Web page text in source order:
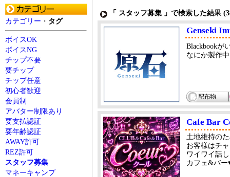
カテゴリー ・ タグ
ボイスOK
ボイスNG
チップ不要
要チップ
チップ任意
初心者歓迎
会員制
アバター制限あり
要支払認証
要年齢認証
AWAY許可
REZ許可
スタッフ募集
マネーキャンプ
「 スタッフ募集 」で検索した結果 (
Genseki
Blackbookが
なにか製作中
Cafe Bar
土地維持の
お客様はチ
ワイワイ話
カフェ&バ